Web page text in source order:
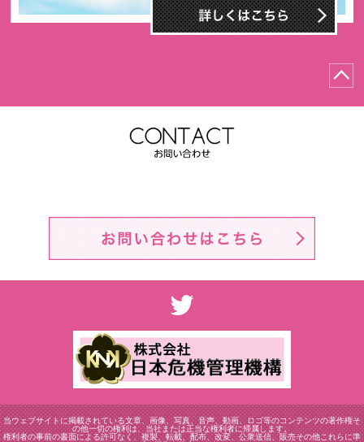
当ウェブサイトに掲載されている文章、画像、写真、音声、動画、ロゴ等のコンテンツの著作権そ
の他一切の権利は、当社または正当な権利者に帰属します。
権利者の事前の書面による許可なく、複製、転載、配布、改変、公衆送信、販売その他これらに準